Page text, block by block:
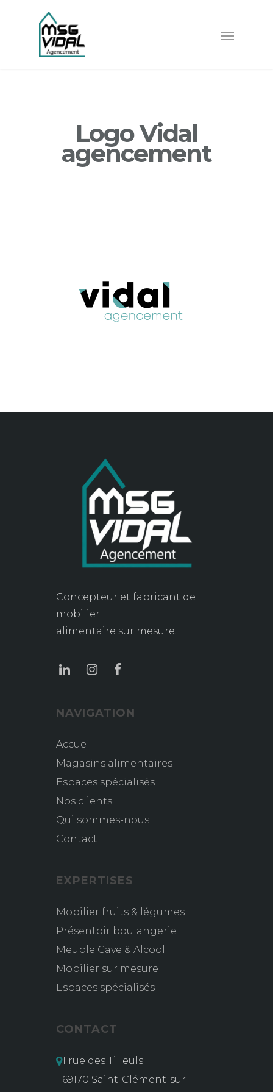
Logo Vidal
agencement
Concepteur et fabricant de
mobilier
alimentaire sur mesure.
NAVIGATION
Accueil
Magasins alimentaires
Espaces spécialisés
Nos clients
Qui sommes-nous
Contact
EXPERTISES
Mobilier fruits & légumes
Présentoir boulangerie
Meuble Cave & Alcool
Mobilier sur mesure
Espaces spécialisés
CONTACT
1 rue des Tilleuls
69170 Saint-Clément-sur-